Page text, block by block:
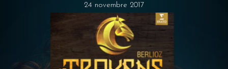
24 novembre 2017